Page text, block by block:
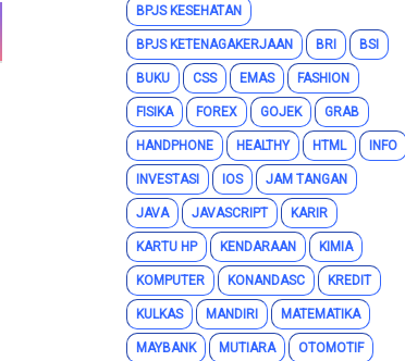
BPJS KESEHATAN
BPJS KETENAGAKERJAAN BRI BSI
BUKU CSS EMAS FASHION
FISIKA FOREX GOJEK GRAB
HANDPHONE HEALTHY HTML INFO
INVESTASI IOS JAM TANGAN
JAVA JAVASCRIPT KARIR
KARTU HP KENDARAAN KIMIA
KOMPUTER KONANDASC KREDIT
KULKAS MANDIRI MATEMATIKA
MAYBANK MUTIARA OTOMOTIF